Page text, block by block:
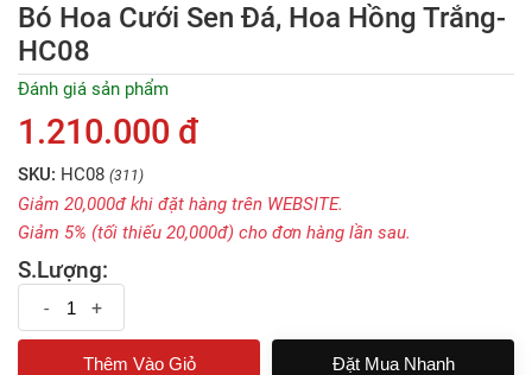
Bó Hoa Cưới Sen Đá, Hoa Hồng Trắng-
HC08
Đánh giá sản phẩm
1.210.000 đ
SKU: HC08 (311)
Giảm 20,000đ khi đặt hàng trên WEBSITE.
Giảm 5% (tối thiếu 20,000đ) cho đơn hàng lần sau.
S.Lượng:
- +
Đặt Mua Nhanh